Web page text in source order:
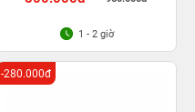
1 - 2 giờ
-280.000đ